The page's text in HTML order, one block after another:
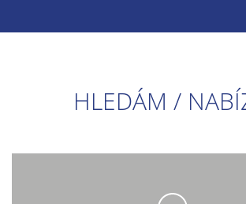
HLEDÁM /